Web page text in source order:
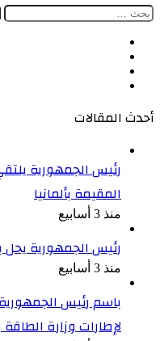
البحث
أحدث المقالات
رئيس الجمهورية يلتقي
المقيمة بألمانيا
منذ 3 أسابيع
رئيس الجمهورية يحل
منذ 3 أسابيع
باسم رئيس
لإطارات وزارة